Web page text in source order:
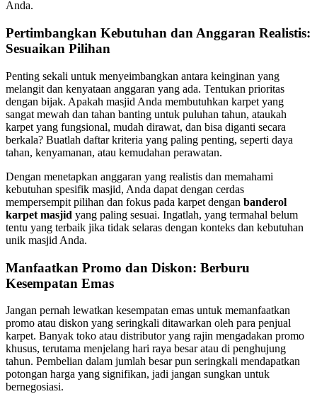
Anda.
Pertimbangkan Kebutuhan dan Anggaran Realistis:
Sesuaikan Pilihan
Penting sekali untuk menyeimbangkan antara keinginan yang
melangit dan kenyataan anggaran yang ada. Tentukan prioritas
dengan bijak. Apakah masjid Anda membutuhkan karpet yang
sangat mewah dan tahan banting untuk puluhan tahun, ataukah
karpet yang fungsional, mudah dirawat, dan bisa diganti secara
berkala? Buatlah daftar kriteria yang paling penting, seperti daya
tahan, kenyamanan, atau kemudahan perawatan.
Dengan menetapkan anggaran yang realistis dan memahami
kebutuhan spesifik masjid, Anda dapat dengan cerdas
mempersempit pilihan dan fokus pada karpet dengan banderol
karpet masjid yang paling sesuai. Ingatlah, yang termahal belum
tentu yang terbaik jika tidak selaras dengan konteks dan kebutuhan
unik masjid Anda.
Manfaatkan Promo dan Diskon: Berburu
Kesempatan Emas
Jangan pernah lewatkan kesempatan emas untuk memanfaatkan
promo atau diskon yang seringkali ditawarkan oleh para penjual
karpet. Banyak toko atau distributor yang rajin mengadakan promo
khusus, terutama menjelang hari raya besar atau di penghujung
tahun. Pembelian dalam jumlah besar pun seringkali mendapatkan
potongan harga yang signifikan, jadi jangan sungkan untuk
bernegosiasi.